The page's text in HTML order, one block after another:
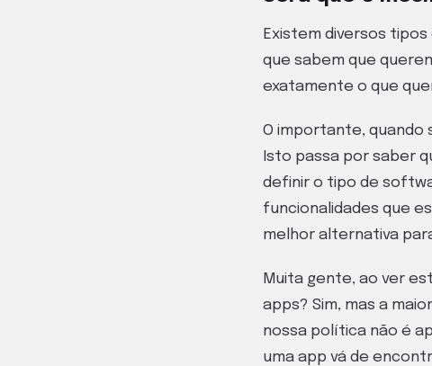
Existem diversos
que sabem que
exatamente o que
O importante, quando
Isto passa por saber
definir o tipo de
funcionalidades que
melhor alternativa
Muita gente, ao ver
apps? Sim, mas a
nossa política não é
uma app vá de